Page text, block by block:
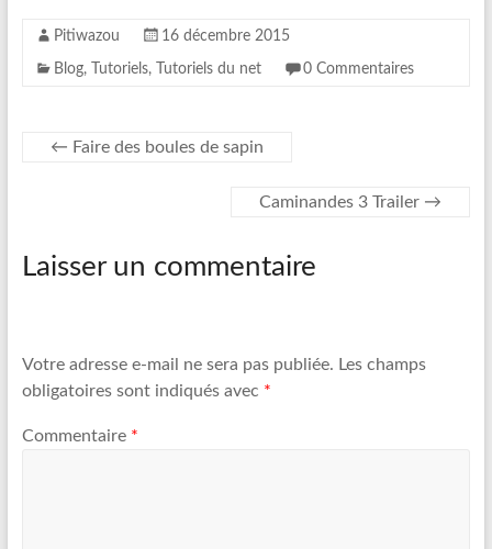
r
o
k
Pitiwazou 16 décembre 2015
Blog, Tutoriels, Tutoriels du net 0 Commentaires
← Faire des boules de sapin
Caminandes 3 Trailer →
Laisser un commentaire
Votre adresse e-mail ne sera pas publiée. Les champs
obligatoires sont indiqués avec *
Commentaire *